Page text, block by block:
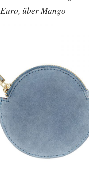
Euro, über Mango